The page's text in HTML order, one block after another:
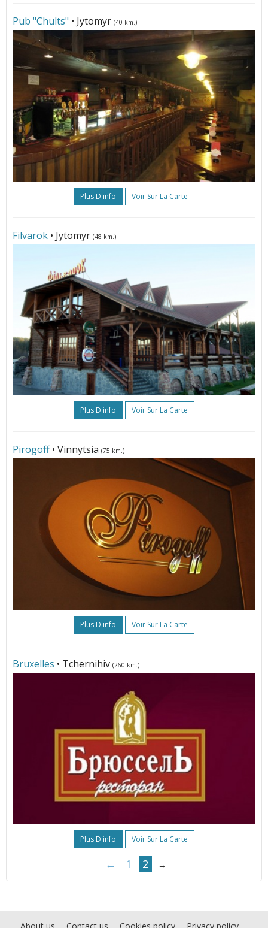
Pub "Chults" • Jytomyr (40 km.)
Plus D'info Voir Sur La Carte
Filvarok • Jytomyr (48 km.)
Plus D'info Voir Sur La Carte
Pirogoff • Vinnytsia (75 km.)
Plus D'info Voir Sur La Carte
Bruxelles • Tchernihiv (260 km.)
Plus D'info Voir Sur La Carte
← 1 2 →
About us Contact us Cookies policy Privacy policy